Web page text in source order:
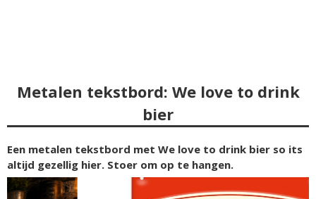
Metalen tekstbord: We love to drink
bier
Een metalen tekstbord met We love to drink bier so its
altijd gezellig hier. Stoer om op te hangen.